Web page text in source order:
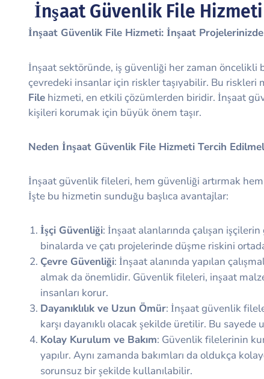
İnşaat Güvenlik File Hizmeti
İnşaat Güvenlik File Hizmeti: İnşaat Projelerinizde
İnşaat sektöründe, iş güvenliği her zaman öncelikli
çevredeki insanlar için riskler taşıyabilir. Bu
File hizmeti, en etkili çözümlerden biridir. İnşaat
kişileri korumak için büyük önem taşır.
Neden İnşaat Güvenlik File Hizmeti Tercih
İnşaat güvenlik fileleri, hem güvenliği artırmak
İşte bu hizmetin sunduğu başlıca avantajlar:
İşçi Güvenliği: İnşaat alanlarında çalışan
binalarda ve çatı projelerinde düşme riskini
Çevre Güvenliği: İnşaat alanında yapılan
almak da önemlidir. Güvenlik fileleri, inşaat
insanları korur.
Dayanıklılık ve Uzun Ömür: İnşaat güvenlik
karşı dayanıklı olacak şekilde üretilir. Bu
Kolay Kurulum ve Bakım: Güvenlik filelerinin
yapılır. Aynı zamanda bakımları da oldukça
sorunsuz bir şekilde kullanılabilir.